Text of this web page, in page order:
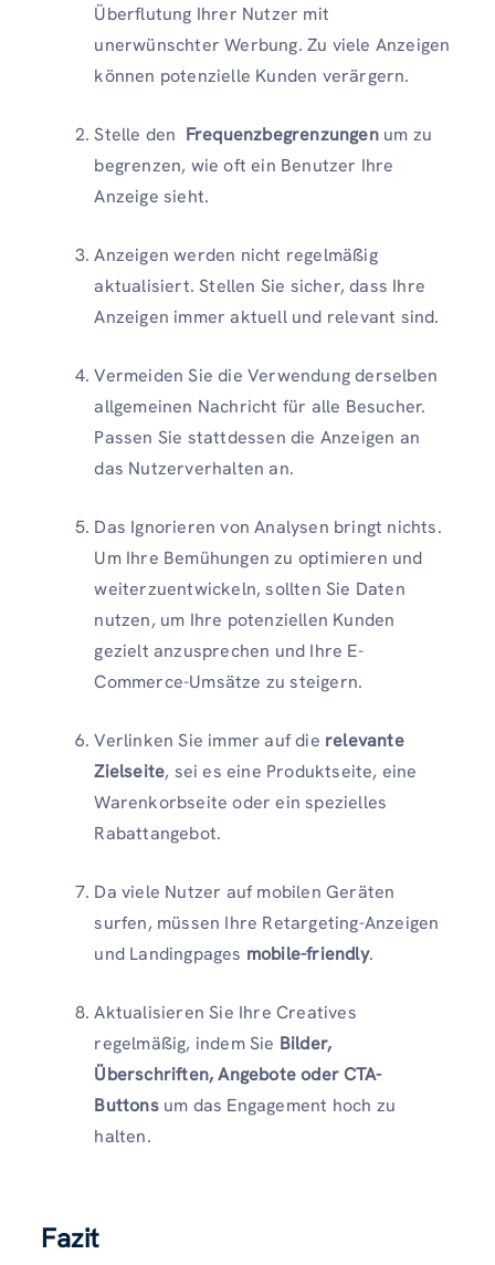
Überflutung Ihrer Nutzer mit
unerwünschter Werbung. Zu viele Anzeigen
können potenzielle Kunden verärgern.
Stelle den Frequenzbegrenzungenum zu
begrenzen, wie oft ein Benutzer Ihre
Anzeige sieht.
Anzeigen werden nicht regelmäßig
aktualisiert. Stellen Sie sicher, dass Ihre
Anzeigen immer aktuell und relevant sind.
Vermeiden Sie die Verwendung derselben
allgemeinen Nachricht für alle Besucher.
Passen Sie stattdessen die Anzeigen an
das Nutzerverhalten an.
Das Ignorieren von Analysen bringt nichts.
Um Ihre Bemühungen zu optimieren und
weiterzuentwickeln, sollten Sie Daten
nutzen, um Ihre potenziellen Kunden
gezielt anzusprechen und Ihre E-
Commerce-Umsätze zu steigern.
Verlinken Sie immer auf die relevante
Zielseite, sei es eine Produktseite, eine
Warenkorbseite oder ein spezielles
Rabattangebot.
Da viele Nutzer auf mobilen Geräten
surfen, müssen Ihre Retargeting-Anzeigen
und Landingpages mobile-friendly.
Aktualisieren Sie Ihre Creatives
regelmäßig, indem Sie Bilder,
Überschriften, Angebote oder CTA-
Buttonsum das Engagement hoch zu
halten.
Fazit